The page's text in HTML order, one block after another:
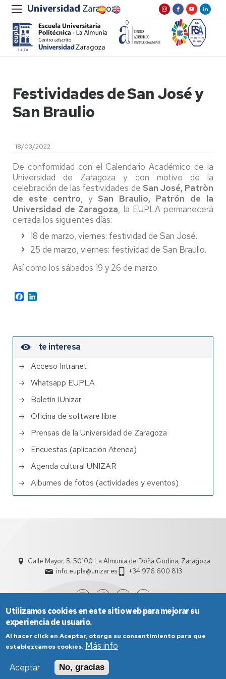
Festividades de San José y
San Braulio
18/03/2022
De conformidad con el Calendario Académico de la
Universidad de Zaragoza y con motivo de la
celebración de las festividades de San José, Patròn
de este centro, y San Braulio, Patrón de la
Universidad de Zaragoza, la EUPLA permanecerá
cerrada los siguientes días:
18 de marzo, viernes: festividad de San José.
25 de marzo, viernes: festividad de San Braulio.
Así como los sábados 19 y 26 de marzo.
Facebook
te interesa
Acceso Intranet
Whatsapp EUPLA
Boletín IUnizar
Oficina de software libre
Prensas de la Universidad de Zaragoza
Encuestas (aplicación Atenea)
Agenda cultural UNIZAR
Albumes de fotos (actividades y eventos)
Calle Mayor, 5, 50100 La Almunia de Doña Godina, Zaragoza
info.eupla@unizar.es
+34 976 600 813
Aviso Legal
Condiciones generales de uso
Política de Privacidad
Utilizamos cookies en este sitio web para mejorar su
experiencia de usuario.
Al hacer click en Aceptar, otorga su consentimiento para que
establezcamos cookies. Más info
Aceptar
No, gracias